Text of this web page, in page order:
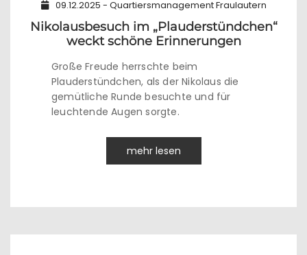
09.12.2025 - Quartiersmanagement Fraulautern
Nikolausbesuch im „Plauderstündchen“
weckt schöne Erinnerungen
Große Freude herrschte beim
Plauderstündchen, als der Nikolaus die
gemütliche Runde besuchte und für
leuchtende Augen sorgte.
mehr lesen